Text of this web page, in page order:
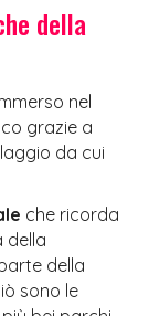
della
nel
grazie a
da cui
che ricorda
della
della
sono le